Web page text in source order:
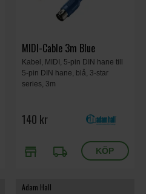
MIDI-Cable 3m Blue
Kabel, MIDI, 5-pin DIN hane till
5-pin DIN hane, blå, 3-star
series, 3m
140 kr
store local_shipping
Adam Hall